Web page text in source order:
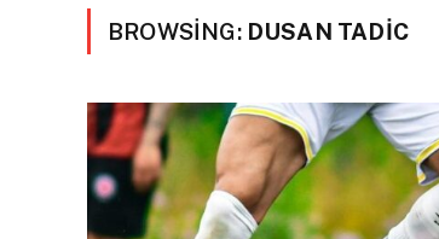
BROWSING: DUSAN TADIC